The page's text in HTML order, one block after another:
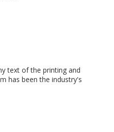
text of the printing and
has been the industry's